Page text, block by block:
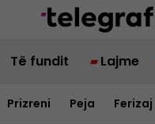
Të fundit Lajme
Prizreni Peja Ferizaj